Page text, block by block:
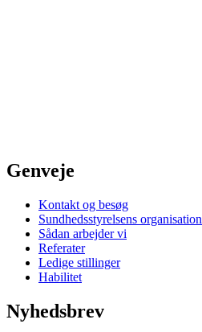
Genveje
Kontakt og besøg
Sundhedsstyrelsens organisation
Sådan arbejder vi
Referater
Ledige stillinger
Habilitet
Nyhedsbrev